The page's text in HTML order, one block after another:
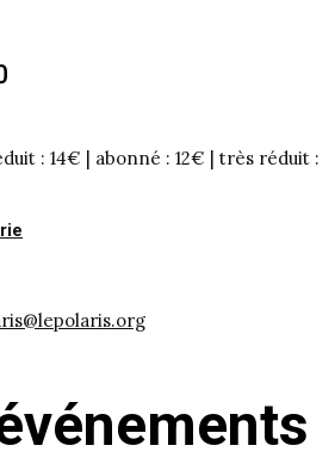
: 14€ | abonné : 12€ | très réduit :